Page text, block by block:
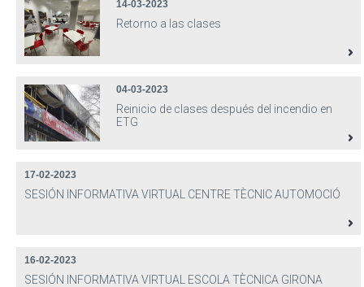
14-03-2023
Retorno a las clases
04-03-2023
Reinicio de clases después del incendio en
ETG
17-02-2023
SESIÓN INFORMATIVA VIRTUAL CENTRE TÈCNIC AUTOMOCIÓ
16-02-2023
SESIÓN INFORMATIVA VIRTUAL ESCOLA TÈCNICA GIRONA